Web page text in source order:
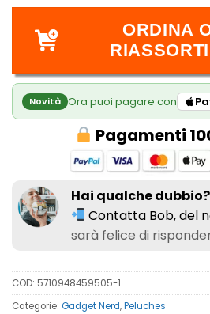
ORDINA
Novità Ora puoi pagare con
Pagamenti
Hai qualche dubbio?
Contatta Bob, del
sarà felice di
COD: 5710948459505-1
Categorie: Gadget Nerd,Peluches